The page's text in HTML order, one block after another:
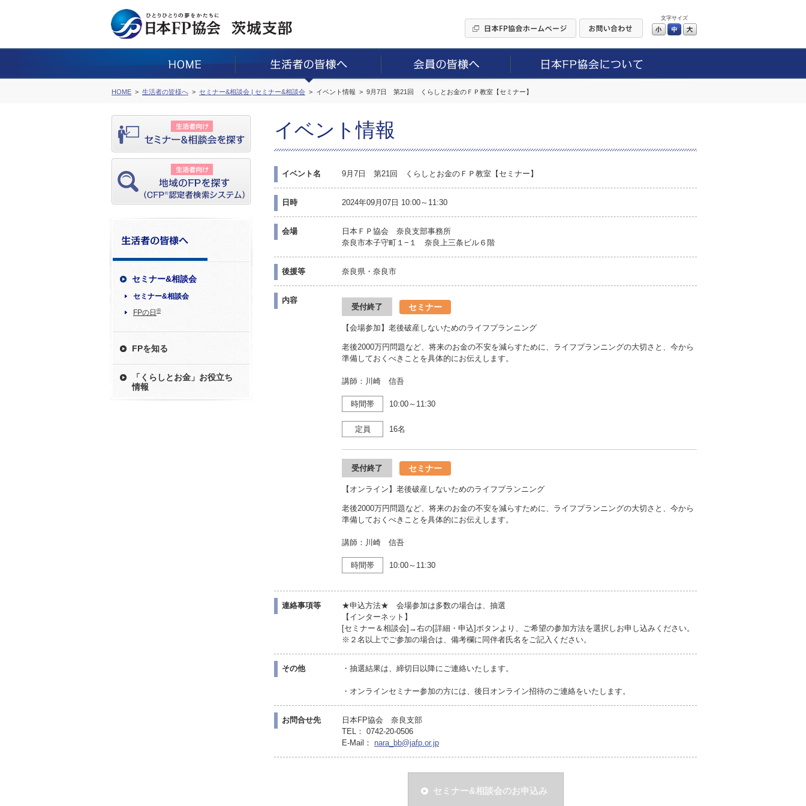
文字サイズ
小 中
HOME 生活者の皆様へ セミナー&相談会 | セミナー&相談会 イベント情報 9月7日 第21回 くらしとお金のＦＰ教室【セミナー】
セミナー&相談会
セミナー&相談会
FPの日 ®
FPを知る
「くらしとお金」お役立ち
情報
イベント情報
イベント名 9月7日 第21回 くらしとお金のＦＰ教室【セミナー】
日時 2024年09月07日 10:00～11:30
会場
日本ＦＰ協会 奈良支部事務所
奈良市本子守町１−１ 奈良上三条ビル６階
後援等 奈良県・奈良市
内容
受付終了 セミナー
【会場参加】老後破産しないためのライフプランニング
老後2000万円問題など、将来のお金の不安を減らすために、ライフプランニングの大切さと、今から
準備しておくべきことを具体的にお伝えします。
講師：川崎 信吾
時間帯 10:00～11:30
定員 16名
受付終了 セミナー
【オンライン】老後破産しないためのライフプランニング
老後2000万円問題など、将来のお金の不安を減らすために、ライフプランニングの大切さと、今から
準備しておくべきことを具体的にお伝えします。
講師：川崎 信吾
時間帯 10:00～11:30
連絡事項等
★申込方法★ 会場参加は多数の場合は、抽選
【インターネット】
[セミナー＆相談会]→右の[詳細・申込]ボタンより、ご希望の参加方法を選択しお申し込みください。
※２名以上でご参加の場合は、備考欄に同伴者氏名をご記入ください。
その他 ・抽選結果は、締切日以降にご連絡いたします。
・オンラインセミナー参加の方には、後日オンライン招待のご連絡をいたします。
お問合せ先
日本FP協会 奈良支部
TEL： 0742-20-0506
E-Mail： nara_bb@jafp.or.jp
セミナー&相談会のお申込み